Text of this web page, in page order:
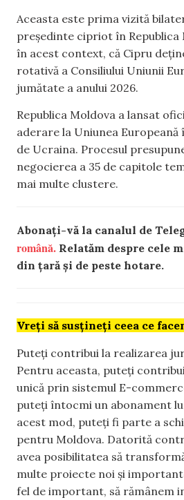
Aceasta este prima vizită
președinte cipriot în Republica
în acest context, că Cipru
rotativă a Consiliului Uniunii
jumătate a anului 2026.
Republica Moldova a lansat
aderare la Uniunea Europeană
de Ucraina. Procesul
negocierea a 35 de capitole
mai multe clustere.
Abonați-vă la canalul de
română. Relatăm despre cele
din țară și de peste hotare.
Vreți să susțineți ceea ce
Puteți contribui la realizarea
Pentru aceasta, puteți
unică prin sistemul E-
puteți întocmi un abonament
acest mod, puteți fi parte a
pentru Moldova. Datorită
avea posibilitatea să
multe proiecte noi și
fel de important, să rămânem